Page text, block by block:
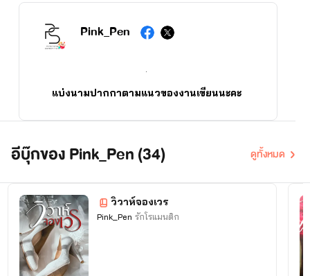
Pink_Pen
.
แบ่งนามปากกาตามแนวของงานเขียนนะคะ
.
อีบุ๊กของ Pink_Pen (34) ดูทั้งหมด
วิวาห์จองเวร
Pink_Pen รักโรแมนติก